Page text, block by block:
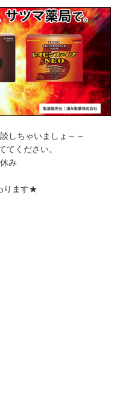
しちゃいましょ～～
てください。
み
ります★